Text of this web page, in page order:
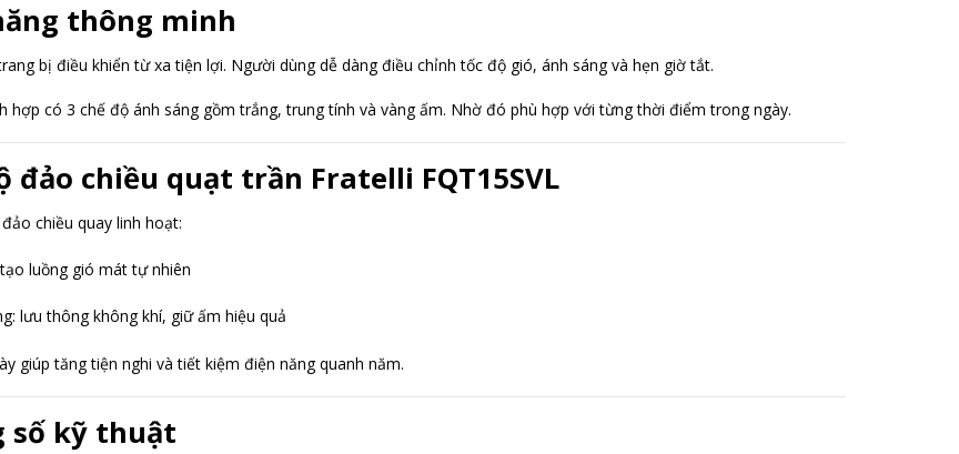
thông minh
bị điều khiển từ xa tiện lợi. Người dùng dễ dàng điều chỉnh tốc độ gió, ánh sáng và hẹn giờ tắt.
hợp có 3 chế độ ánh sáng gồm trắng, trung tính và vàng ấm. Nhờ đó phù hợp với từng thời điểm trong ngày.
đảo chiều quạt trần Fratelli FQT15SVL
chiều quay linh hoạt:
luồng gió mát tự nhiên
lưu thông không khí, giữ ấm hiệu quả
giúp tăng tiện nghi và tiết kiệm điện năng quanh năm.
số kỹ thuật